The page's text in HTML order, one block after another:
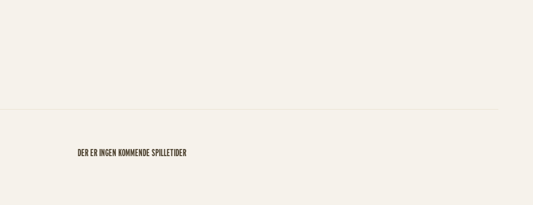
DER ER INGEN KOMMENDE SPILLETIDER